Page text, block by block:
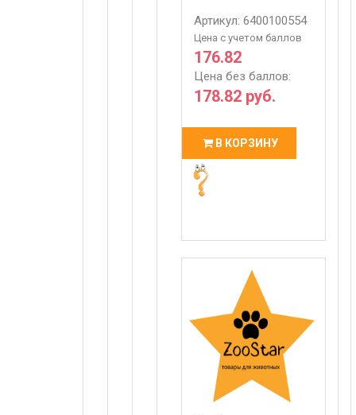
Артикул: 6400100554
Цена с учетом баллов
176.82
Цена без баллов:
178.82 руб.
В КОРЗИНУ